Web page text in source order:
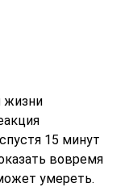
жизни
15 минут
вовремя
умереть.